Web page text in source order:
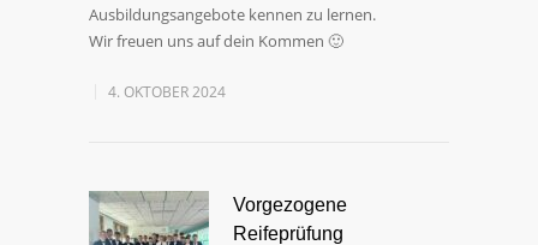
Ausbildungsangebote kennen zu lernen.
Wir freuen uns auf dein Kommen 🙂
4. OKTOBER 2024
Vorgezogene
Reifeprüfung